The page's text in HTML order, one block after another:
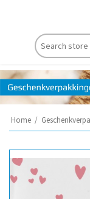
Home /